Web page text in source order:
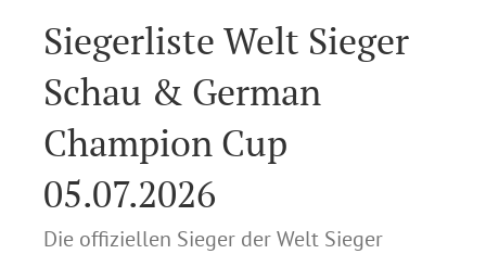
Siegerliste Welt Sieger
Schau & German
Champion Cup
05.07.2026
Die offiziellen Sieger der Welt Sieger